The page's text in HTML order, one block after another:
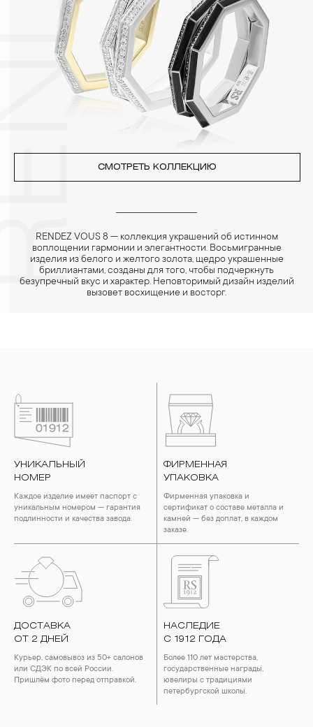
Особенно беречь от воздействия влаги, необходимо
позолоченные изделия. Также высокую влажность плохо
переносят жемчуг, бирюза, малахит и янтарь.
4. Специалисты обычно рекомендуют чистить украшения не
реже одного раза в месяц, а также регулярно протирать их
фланелевой или замшевой салфеткой.
СМОТРЕТЬ КОЛЛЕКЦИЮ
RENDEZ VOUS 8 — коллекция украшений об истинном
воплощении гармонии и элегантности. Восьмигранные
изделия из белого и желтого золота, щедро украшенные
бриллиантами, созданы для того, чтобы подчеркнуть
безупречный вкус и характер. Неповторимый дизайн изделий
вызовет восхищение и восторг.
УНИКАЛЬНЫЙ
НОМЕР
Каждое изделие имеет паспорт с
уникальным номером — гарантия
подлинности и качества завода.
ФИРМЕННАЯ
УПАКОВКА
Фирменная упаковка и
сертификат о составе металла и
камней — без доплат, в каждом
заказе.
ДОСТАВКА
ОТ 2 ДНЕЙ
Курьер, самовывоз из 50+ салонов
или СДЭК по всей России.
Пришлём фото перед отправкой.
НАСЛЕДИЕ
С 1912 ГОДА
Более 110 лет мастерства,
государственные награды,
ювелиры с традициями
петербургской школы.